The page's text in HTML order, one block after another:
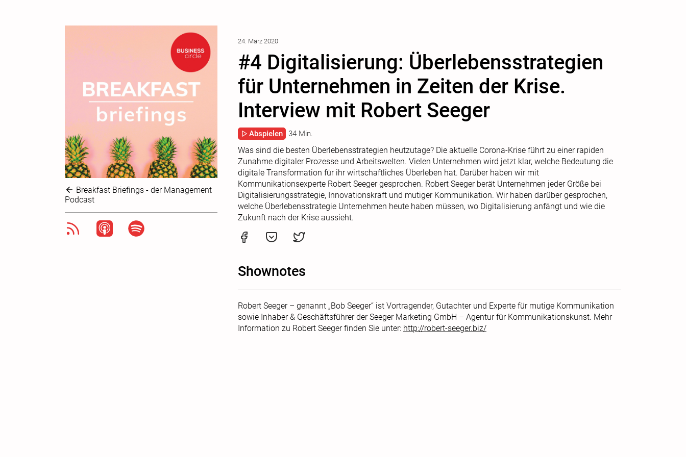
Breakfast Briefings - der Management
Podcast
24. März 2020
#4 Digitalisierung: Überlebensstrategien
für Unternehmen in Zeiten der Krise.
Interview mit Robert Seeger
Abspielen 34 Min.
Was sind die besten Überlebensstrategien heutzutage? Die aktuelle Corona-Krise führt zu einer rapiden
Zunahme digitaler Prozesse und Arbeitswelten. Vielen Unternehmen wird jetzt klar, welche Bedeutung die
digitale Transformation für ihr wirtschaftliches Überleben hat. Darüber haben wir mit
Kommunikationsexperte Robert Seeger gesprochen. Robert Seeger berät Unternehmen jeder Größe bei
Digitalisierungsstrategie, Innovationskraft und mutiger Kommunikation. Wir haben darüber gesprochen,
welche Überlebensstrategie Unternehmen heute haben müssen, wo Digitalisierung anfängt und wie die
Zukunft nach der Krise aussieht.
Shownotes
Robert Seeger – genannt „Bob Seeger“ ist Vortragender, Gutachter und Experte für mutige Kommunikation
sowie Inhaber & Geschäftsführer der Seeger Marketing GmbH – Agentur für Kommunikationskunst. Mehr
Information zu Robert Seeger finden Sie unter: http://robert-seeger.biz/